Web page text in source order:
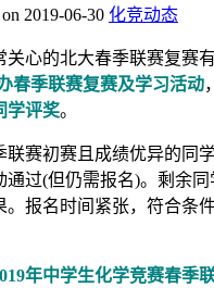
on 2019-06-30 化竞动态
关心的北大春季联赛复赛
春季联赛复赛及学习活动，
学评奖。
联赛初赛且成绩优异的同
通过(但仍需报名)。剩余
。报名时间紧张，符合条
年中学生化学竞赛春季